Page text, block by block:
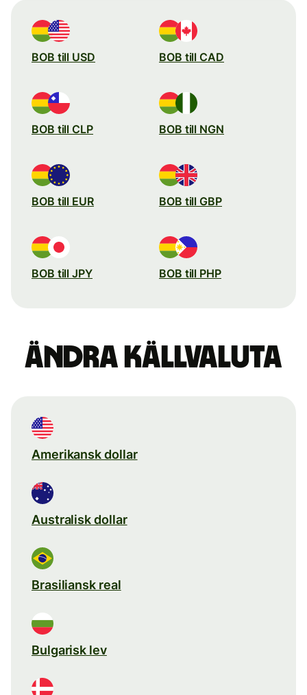
BOB till USD BOB till CAD
BOB till CLP BOB till NGN
BOB till EUR BOB till GBP
BOB till JPY BOB till PHP
Ändra källvaluta
Amerikansk dollar
Australisk dollar
Brasiliansk real
Bulgarisk lev